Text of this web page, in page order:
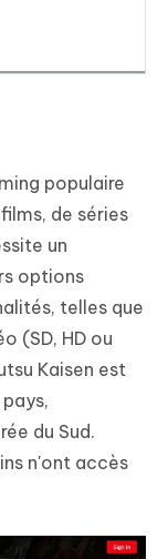
populaire
de séries
un
options
telles que
(SD, HD ou
Kaisen est
du Sud.
n'ont accès